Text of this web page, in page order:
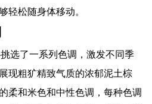
轻松随身体移动。
选了一系列色调，激发不同季
现粗犷精致气质的浓郁泥土棕
柔和米色和中性色调，每种色调